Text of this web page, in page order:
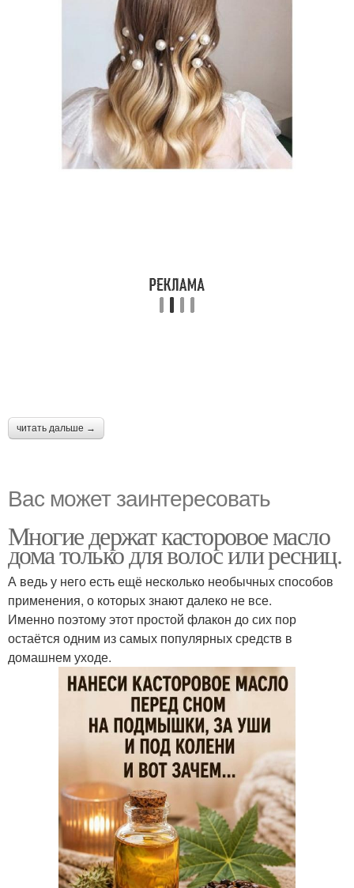
читать дальше →
Вас может заинтересовать
Многие держат касторовое масло
дома только для волос или ресниц.
А ведь у него есть ещё несколько необычных способов
применения, о которых знают далеко не все.
Именно поэтому этот простой флакон до сих пор
остаётся одним из самых популярных средств в
домашнем уходе.